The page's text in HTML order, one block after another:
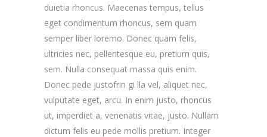
duietia rhoncus. Maecenas tempus, tellus
eget condimentum rhoncus, sem quam
semper liber loremo. Donec quam felis,
ultricies nec, pellentesque eu, pretium quis,
sem. Nulla consequat massa quis enim.
Donec pede justofrin gi lla vel, aliquet nec,
vulputate eget, arcu. In enim justo, rhoncus
ut, imperdiet a, venenatis vitae, justo. Nullam
dictum felis eu pede mollis pretium. Integer